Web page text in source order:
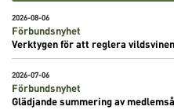
2026-08-06
Förbundsnyhet
Verktygen för att reglera
2026-07-06
Förbundsnyhet
Glädjande summering av